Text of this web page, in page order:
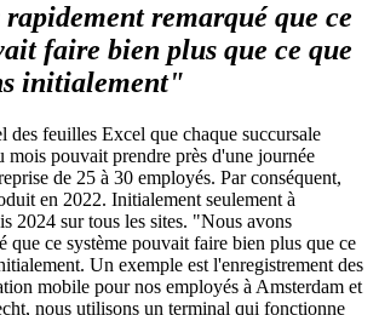
remarqué que ce
faire bien plus que ce que
initialement"
des feuilles Excel que chaque succursale
mois pouvait prendre près d'une journée
de 25 à 30 employés. Par conséquent,
en 2022. Initialement seulement à
2024 sur tous les sites. "Nous avons
que ce système pouvait faire bien plus que ce
Un exemple est l'enregistrement des
mobile pour nos employés à Amsterdam et
nous utilisons un terminal qui fonctionne